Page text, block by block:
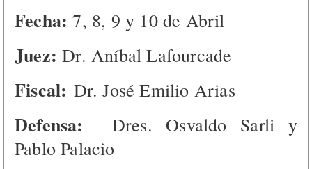
Fecha:7, 8, 9 y 10 de Abril
Juez:Dr. Aníbal Lafourcade
Fiscal: Dr. José Emilio Arias
Defensa:
Dres. Osvaldo Sarli y
Pablo Palacio